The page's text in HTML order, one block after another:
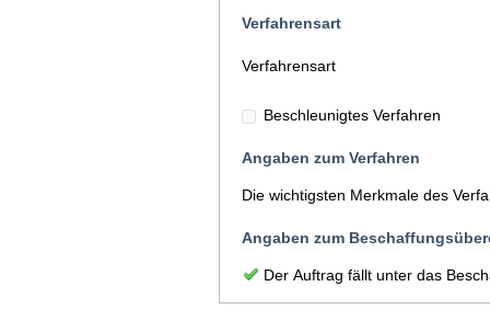
Verfahrensart
Verfahrensart
Beschleunigtes Verfahren
Angaben zum Verfahren
Die wichtigsten Merkmale des
Angaben zum
Der Auftrag fällt unter das